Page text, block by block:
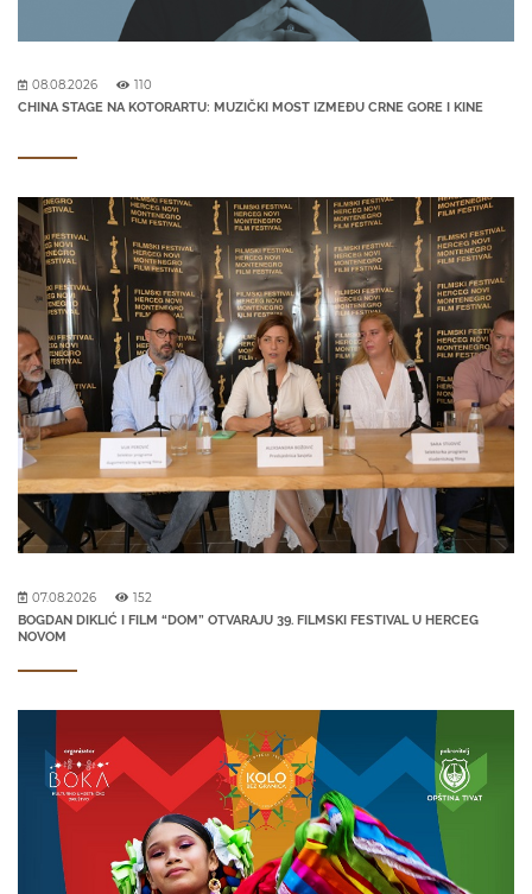
08.08.2026 110
CHINA STAGE NA KOTORARTU: MUZIČKI MOST IZMEĐU CRNE GORE I KINE
07.08.2026 152
BOGDAN DIKLIĆ I FILM “DOM” OTVARAJU 39. FILMSKI FESTIVAL U HERCEG
NOVOM